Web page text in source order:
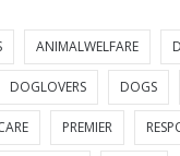
ANIMALWELFARE
DOGLOVERS DOGS
PREMIER